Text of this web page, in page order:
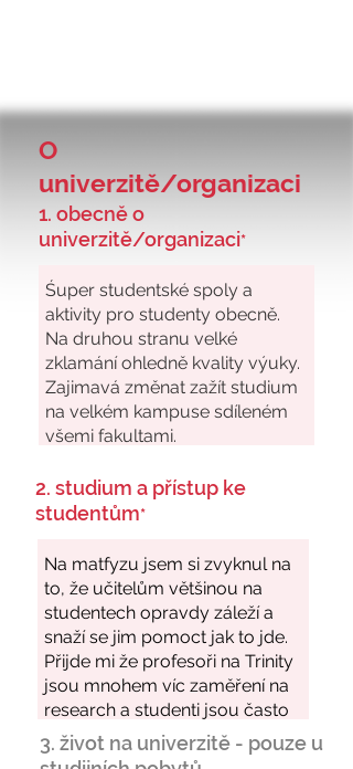
O
univerzitě/organizaci
1. obecně o
univerzitě/organizaci*
2. studium a přístup ke
studentům*
3. život na univerzitě - pouze u